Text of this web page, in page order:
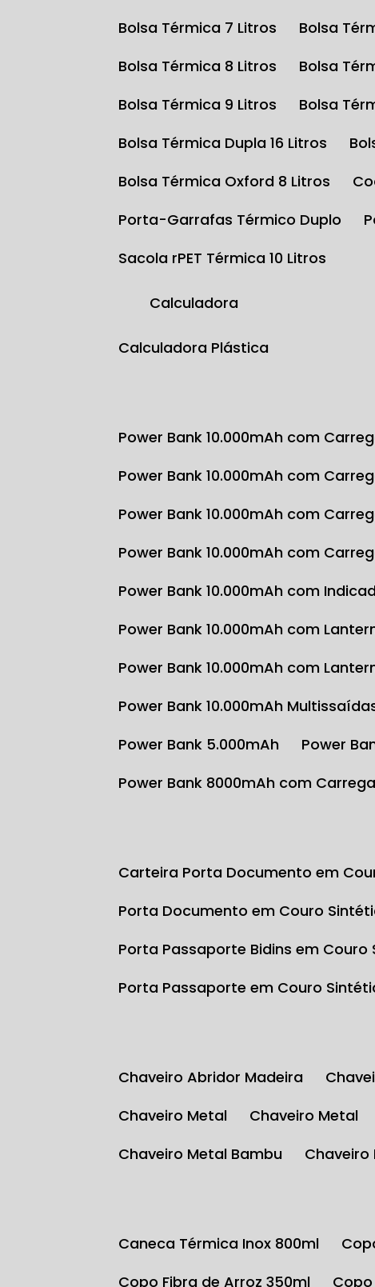
Bolsa Térmica 7 Litros
Bolsa
Bolsa Térmica 8 Litros
Bolsa
Bolsa Térmica 9 Litros
Bolsa
Bolsa Térmica Dupla 16 Litros
Bolsa Térmica Oxford 8 Litros
Porta-Garrafas Térmico Duplo
Sacola rPET Térmica 10 Litros
Calculadora
Calculadora Plástica
Power Bank 10.000mAh com
Power Bank 10.000mAh com
Power Bank 10.000mAh com
Power Bank 10.000mAh com
Power Bank 10.000mAh com
Power Bank 10.000mAh com
Power Bank 10.000mAh com
Power Bank 10.000mAh
Power Bank 5.000mAh
Power
Power Bank 8000mAh com
Carteira Porta Documento em
Porta Documento em Couro
Porta Passaporte Bidins em
Porta Passaporte em Couro
Chaveiro Abridor Madeira
Chaveiro Metal
Chaveiro Metal
Chaveiro Metal Bambu
Caneca Térmica Inox 800ml
Copo Fibra de Arroz 350ml